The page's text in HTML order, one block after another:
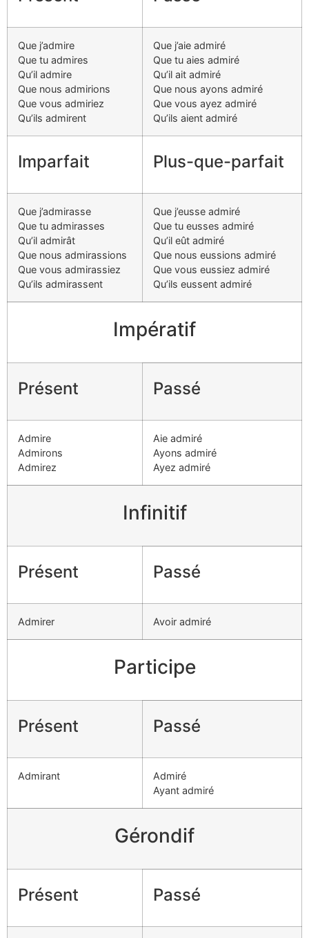
Que j’admire
Que tu admires
Qu’il admire
Que nous admirions
Que vous admiriez
Qu’ils admirent
Que j’aie admiré
Que tu aies admiré
Qu’il ait admiré
Que nous ayons admiré
Que vous ayez admiré
Qu’ils aient admiré
Imparfait Plus-que-parfait
Que j’admirasse
Que tu admirasses
Qu’il admirât
Que nous admirassions
Que vous admirassiez
Qu’ils admirassent
Que j’eusse admiré
Que tu eusses admiré
Qu’il eût admiré
Que nous eussions admiré
Que vous eussiez admiré
Qu’ils eussent admiré
Impératif
Présent Passé
Admire
Admirons
Admirez
Aie admiré
Ayons admiré
Ayez admiré
Infinitif
Présent Passé
Admirer Avoir admiré
Participe
Présent Passé
Admirant
Admiré
Ayant admiré
Gérondif
Présent Passé